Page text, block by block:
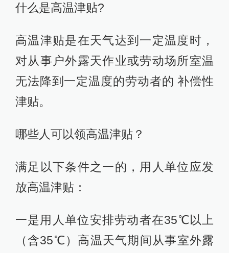
什么是高温津贴?
高温津贴是在天气达到一定温度时，
对从事户外露天作业或劳动场所室温
无法降到一定温度的劳动者的 补偿性
津贴。
哪些人可以领高温津贴？
满足以下条件之一的，用人单位应发
放高温津贴：
一是用人单位安排劳动者在35℃以上
（含35℃）高温天气期间从事室外露